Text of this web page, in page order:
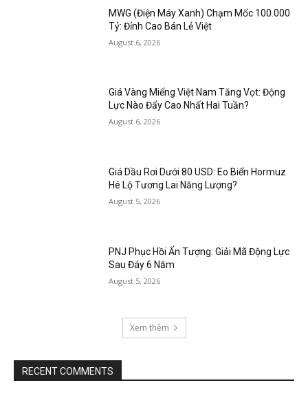
MWG (Điện Máy Xanh) Chạm Mốc 100.000
Tỷ: Đỉnh Cao Bán Lẻ Việt
August 6, 2026
Giá Vàng Miếng Việt Nam Tăng Vọt: Động
Lực Nào Đẩy Cao Nhất Hai Tuần?
August 6, 2026
Giá Dầu Rơi Dưới 80 USD: Eo Biển Hormuz
Hé Lộ Tương Lai Năng Lượng?
August 5, 2026
PNJ Phục Hồi Ấn Tượng: Giải Mã Động Lực
Sau Đáy 6 Năm
August 5, 2026
Xem thêm
RECENT COMMENTS